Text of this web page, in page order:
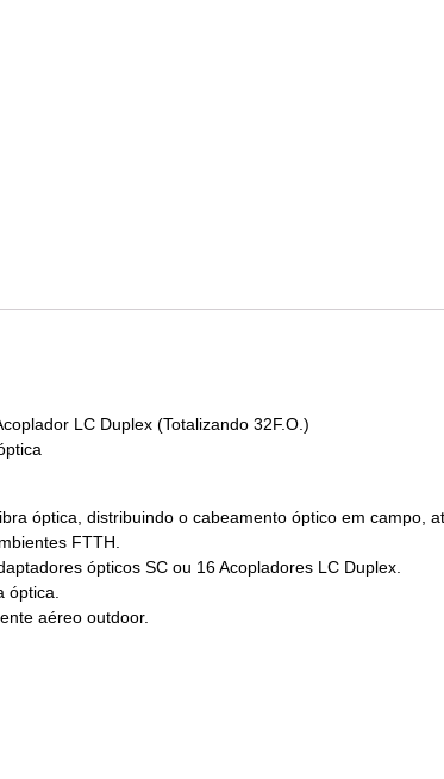
LC Duplex (Totalizando 32F.O.)
óptica, distribuindo o cabeamento óptico em campo,
FTTH.
ópticos SC ou 16 Acopladores LC Duplex.
aéreo outdoor.